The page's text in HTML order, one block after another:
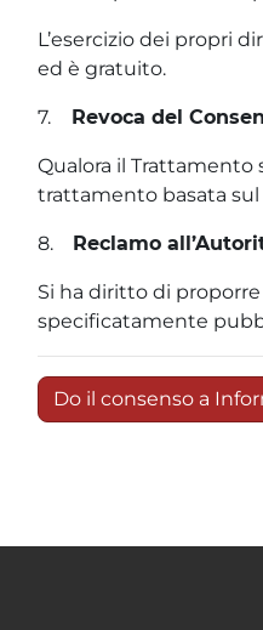
L’esercizio dei propri
ed è gratuito.
7. Revoca del
Qualora il Trattamento
trattamento basata
8. Reclamo
Si ha diritto di proporre
specificatamente
Do il consenso a